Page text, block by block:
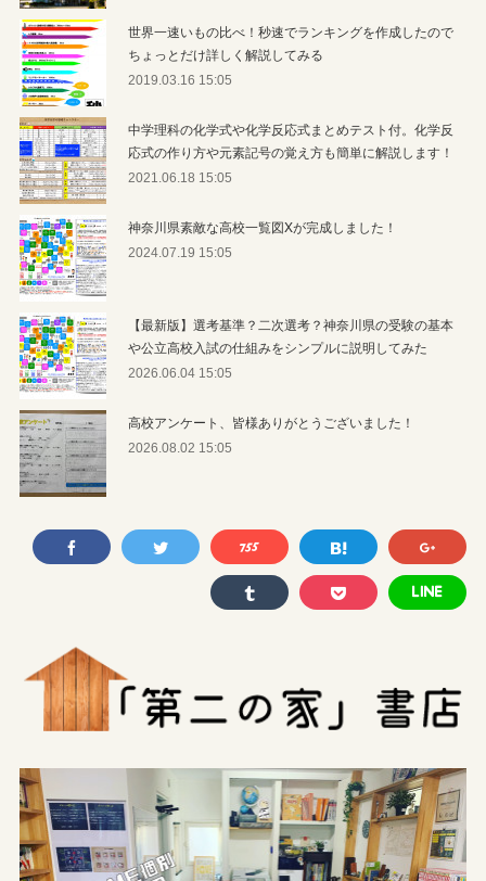
世界一速いもの比べ！秒速でランキングを作成したので
ちょっとだけ詳しく解説してみる
2019.03.16 15:05
中学理科の化学式や化学反応式まとめテスト付。化学反
応式の作り方や元素記号の覚え方も簡単に解説します！
2021.06.18 15:05
神奈川県素敵な高校一覧図Xが完成しました！
2024.07.19 15:05
【最新版】選考基準？二次選考？神奈川県の受験の基本
や公立高校入試の仕組みをシンプルに説明してみた
2026.06.04 15:05
高校アンケート、皆様ありがとうございました！
2026.08.02 15:05